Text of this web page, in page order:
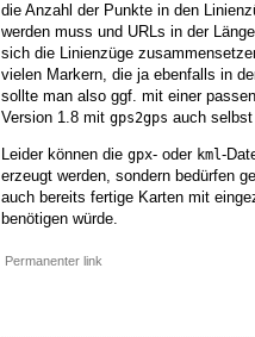
die Anzahl der Punkte in den
werden muss und URLs in der
sich die Linienzüge
vielen Markern, die ja ebenfalls in
sollte man also ggf. mit einer
Version 1.8 mit gps2gps auch
Leider können die gpx- oder kml-
erzeugt werden, sondern bedürfen
auch bereits fertige Karten mit
benötigen würde.
Permanenter link